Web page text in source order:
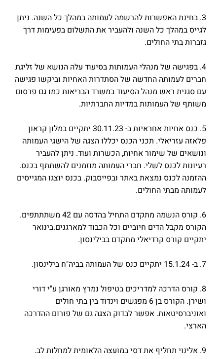
3. בחינת האפשרות להרשמה לעמותה במהלך כל השנה. ניתן
לגייס במהלך כל השנה ולהעביר את התשלום בפעימות דרך
גזברות בתי החולים.
4. בפגישה של מנהלי העמותות בסיעוד עלה הנושא של זליגת
חברים לעמותה החדשה של הסתדרות האחיות וביקשו פגישה
עם סגנית ראש מנהל הסיעוד במשרד הבריאות כמו גם פרסום
משותף של העמותות במדיות החברתיות.
5. כנס אחיות אחראיות ב- 30.11.23 יתקיים במלון קראון
פלאזה עזריאלי. תכני הכנס יכללו הצגה של הישגי העמותה
ונושאים של שימור אחיות, הכשרות ועוד. ניתן להעביר
רעיונות לכנס לשלי. חברי העמותה מוזמנים להשתתף בכנס.
ההזמנה לכנס נמצאת באתר ובפייסבוק. בכנס יוצגו המגייסים
לעמותה מבתי החולים.
6. קורס הנשמה מתקדם התחיל בהדסה עם 42 משתתתפים.
הקורס מקבל הדים חיוביים וכל הכבוד למארגנים.בינואר
יתקיים קורס קרדיאלי מתקדם בבילינסון.
7. ב- 15.1.24 יתקיים כנס של העמותה בביה"ח בילינסון.
8. קורס הדרכה למדריכים בטיפול נמרץ מאורגן ע"י דורי
ושירן. הקורס בן 6 מפגשים וינדוד בין בתי חולים
ואוניברסיטאות. אפשר לבדוק הצגה גם של פורום ההדרכה
הארצי.
9. אלינוי תחליף את דסי במועצה הלאומית למחלות לב.